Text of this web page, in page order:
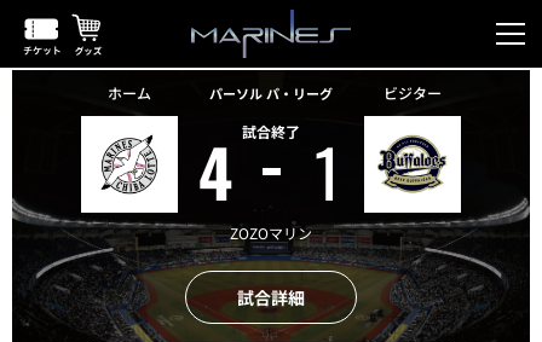
ホーム パーソル パ・リーグ
ビジター
試合終了
4 1
ZOZOマリン
試合詳細